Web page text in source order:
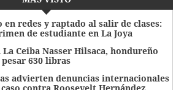
en redes y raptado al salir de clases:
de estudiante en La Joya
La Ceiba Nasser Hilsaca, hondureño
630 libras
advierten denuncias internacionales
contra Roosevelt Hernández